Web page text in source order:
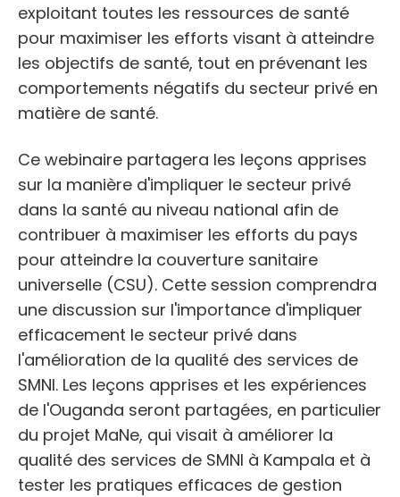
exploitant toutes les ressources de santé
pour maximiser les efforts visant à atteindre
les objectifs de santé, tout en prévenant les
comportements négatifs du secteur privé en
matière de santé.
Ce webinaire partagera les leçons apprises
sur la manière d'impliquer le secteur privé
dans la santé au niveau national afin de
contribuer à maximiser les efforts du pays
pour atteindre la couverture sanitaire
universelle (CSU). Cette session comprendra
une discussion sur l'importance d'impliquer
efficacement le secteur privé dans
l'amélioration de la qualité des services de
SMNI. Les leçons apprises et les expériences
de l'Ouganda seront partagées, en particulier
du projet MaNe, qui visait à améliorer la
qualité des services de SMNI à Kampala et à
tester les pratiques efficaces de gestion